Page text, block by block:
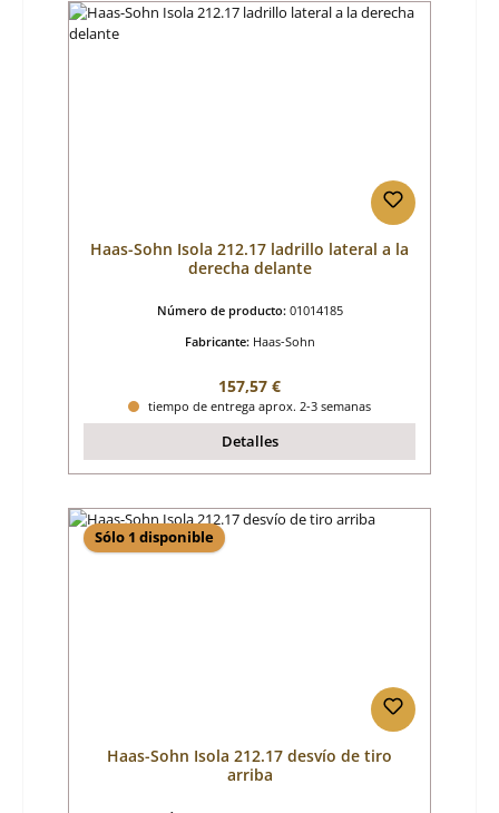
Haas-Sohn Isola 212.17 ladrillo lateral a la
derecha delante
Número de producto: 01014185
Fabricante: Haas-Sohn
Precio normal:
157,57 €
tiempo de entrega aprox. 2-3 semanas
Detalles
Sólo 1 disponible
Haas-Sohn Isola 212.17 desvío de tiro
arriba